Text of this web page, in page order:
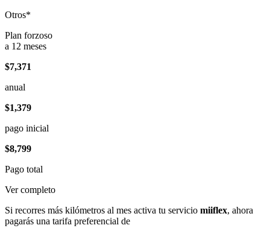
Otros*
Plan forzoso
a 12 meses
$7,371
anual
$1,379
pago inicial
$8,799
Pago total
Ver completo
Si recorres más kilómetros al mes activa tu servicio miiflex, ahora
pagarás una tarifa preferencial de